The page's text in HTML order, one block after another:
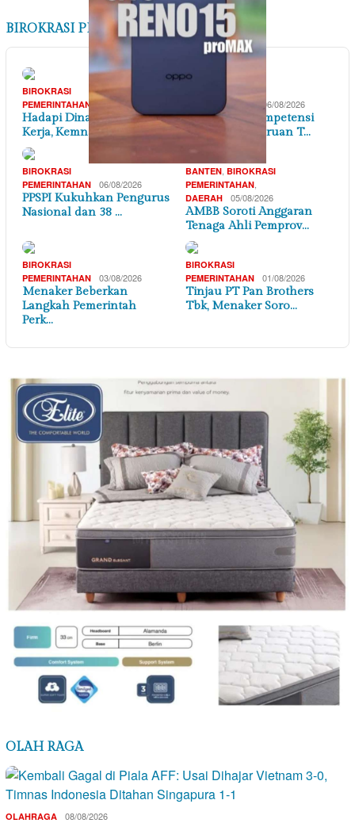
BIROKRASI PEMERINTAHAN
BIROKRASI
PEMERINTAHAN
07/08/2026
Hadapi Dinamika Dunia
Kerja, Kemnaker Se…
PEMERINTAHAN
06/08/2026
Penguatan Kompetensi
Lulusan Perguruan T…
BIROKRASI
PEMERINTAHAN
06/08/2026
PPSPI Kukuhkan Pengurus
Nasional dan 38 …
BANTEN, BIROKRASI
PEMERINTAHAN,
DAERAH 05/08/2026
AMBB Soroti Anggaran
Tenaga Ahli Pemprov…
BIROKRASI
PEMERINTAHAN
03/08/2026
Menaker Beberkan
Langkah Pemerintah
Perk…
BIROKRASI
PEMERINTAHAN
01/08/2026
Tinjau PT Pan Brothers
Tbk, Menaker Soro…
OLAH RAGA
OLAHRAGA 08/08/2026